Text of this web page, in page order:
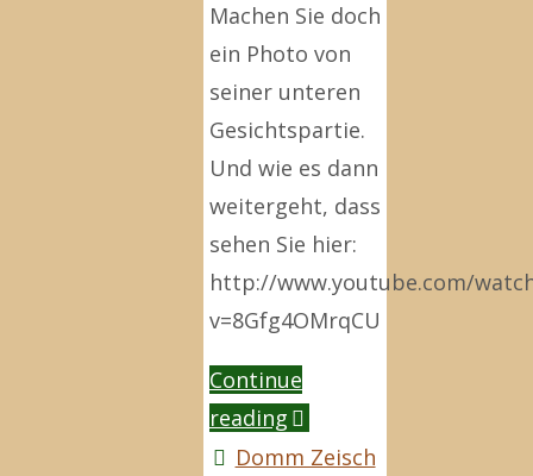
Machen Sie doch
ein Photo von
seiner unteren
Gesichtspartie.
Und wie es dann
weitergeht, dass
sehen Sie hier:
http://www.youtube.com/
v=8Gfg4OMrqCU
Continue
reading"Der
Nutzen
Domm Zeisch